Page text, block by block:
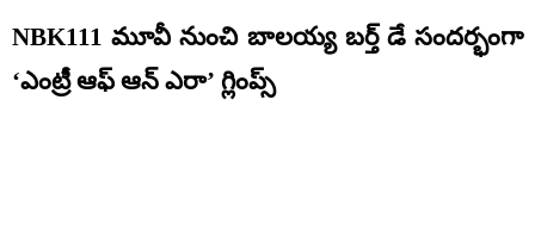
NBK111 మూవీ నుంచి బాలయ్య బర్త్ డే సందర్భంగా
‘ఎంట్రీ ఆఫ్ ఆన్ ఎరా’ గ్లింప్స్